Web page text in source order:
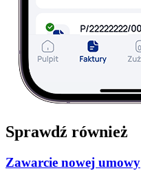
Sprawdź również
Zawarcie nowej umowy